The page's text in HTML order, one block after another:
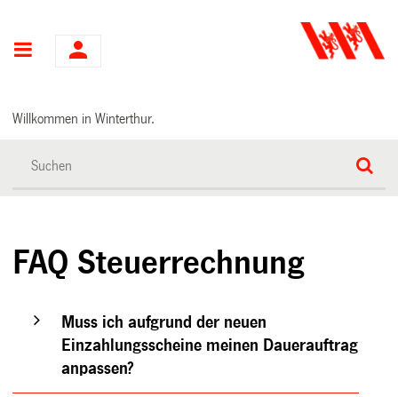
Hauptnavigation
Willkommen in Winterthur.
FAQ Steuerrechnung
Muss ich aufgrund der neuen
Einzahlungsscheine meinen Dauerauftrag
anpassen?